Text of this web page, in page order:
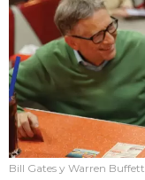
Bill Gates y Warren Buffett